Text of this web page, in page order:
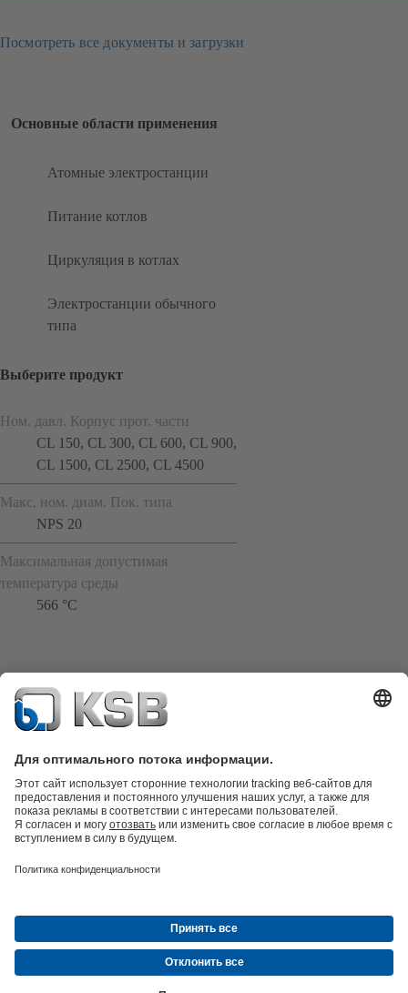
Посмотреть все документы и загрузки
Основные области применения
Атомные электростанции
Питание котлов
Циркуляция в котлах
Электростанции обычного
типа
Выберите продукт
Ном. давл. Корпус прот. части
CL 150, CL 300, CL 600, CL 900,
CL 1500, CL 2500, CL 4500
Макс. ном. диам. Пок. типа
NPS 20
Максимальная допустимая
температура среды
566 °C
Техника очистки сточных водГидротехника
техникаИнженерное обеспечение зданийЭнергетика
Новости и событияПресс-релизы